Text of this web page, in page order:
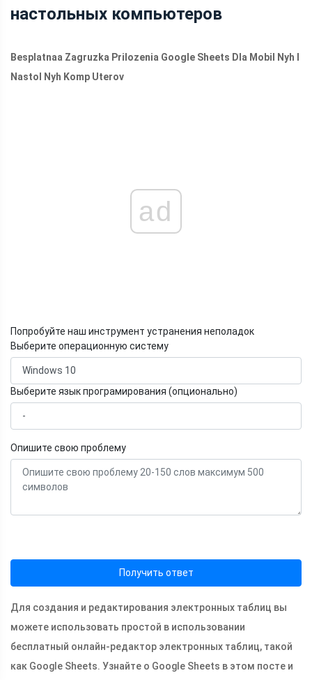
настольных компьютеров
Besplatnaa Zagruzka Prilozenia Google Sheets Dla Mobil Nyh I
Nastol Nyh Komp Uterov
ad
Попробуйте наш инструмент устранения неполадок
Выберите операционную систему
Выберите язык програмирования (опционально)
Опишите свою проблему
Получить ответ
Для создания и редактирования электронных таблиц вы
можете использовать простой в использовании
бесплатный онлайн-редактор электронных таблиц, такой
как Google Sheets. Узнайте о Google Sheets в этом посте и